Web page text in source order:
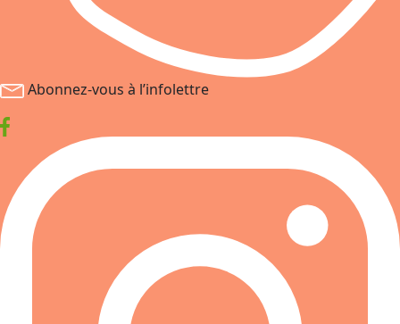
Abonnez-vous à l’infolettre